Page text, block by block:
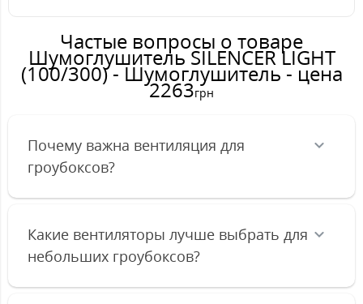
Частые вопросы о товаре
Шумоглушитель SILENCER LIGHT
(100/300) - Шумоглушитель - цена
2263грн
Почему важна вентиляция для
гроубоксов?
Какие вентиляторы лучше выбрать для
небольших гроубоксов?